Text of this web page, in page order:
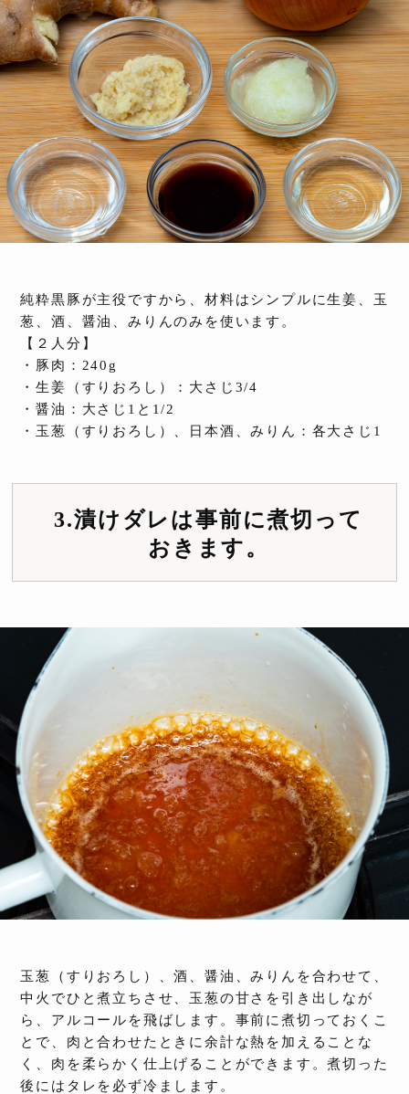
純粋黒豚が主役ですから、材料はシンプルに生姜、玉
葱、酒、醤油、みりんのみを使います。
【２人分】
・豚肉：240g
・生姜（すりおろし）：大さじ3/4
・醤油：大さじ1と1/2
・玉葱（すりおろし）、日本酒、みりん：各大さじ1
3.漬けダレは事前に煮切って
おきます。
玉葱（すりおろし）、酒、醤油、みりんを合わせて、
中火でひと煮立ちさせ、玉葱の甘さを引き出しなが
ら、アルコールを飛ばします。事前に煮切っておくこ
とで、肉と合わせたときに余計な熱を加えることな
く、肉を柔らかく仕上げることができます。煮切った
後にはタレを必ず冷まします。